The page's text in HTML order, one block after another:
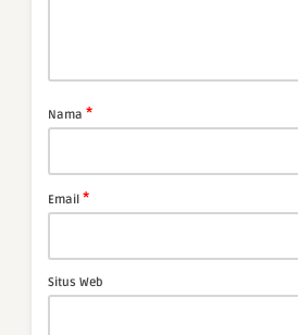
Nama *
Email *
Situs Web